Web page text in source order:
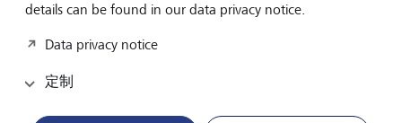
Global Investment Outlook 2026
2026 年中期：在事件視界中
全球經濟正在重新校準。這對投資者意味著什麼？請在
我們的《2026 年全球投資展望》中瞭解詳情。
details can be found in our data privacy notice.
Data privacy notice
定制